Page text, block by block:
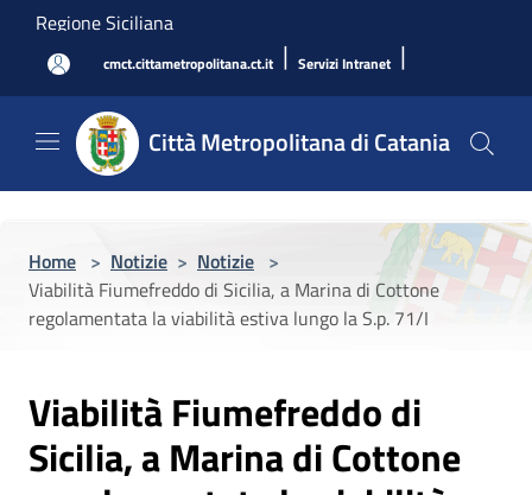
Salta al contenuto principale
Regione Siciliana
cmct.cittametropolitana.ct.it | Servizi Intranet |
Città Metropolitana di Catania
Home > Notizie > Notizie >
Viabilità Fiumefreddo di Sicilia, a Marina di Cottone
regolamentata la viabilità estiva lungo la S.p. 71/I
Viabilità Fiumefreddo di
Sicilia, a Marina di Cottone